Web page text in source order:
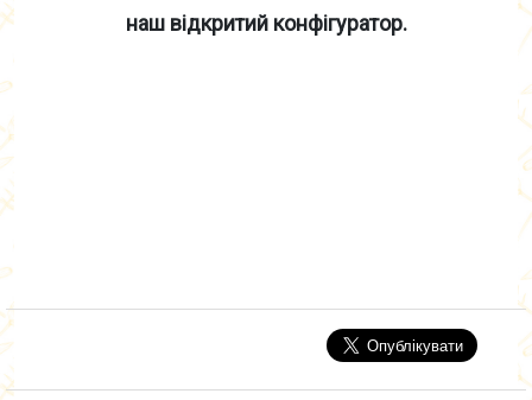
наш відкритий конфігуратор.